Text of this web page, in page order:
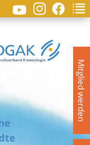
Mitglied werden